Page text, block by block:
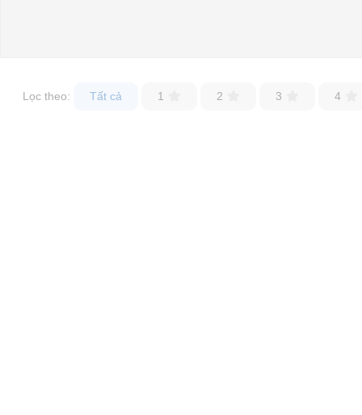
Lọc theo: Tất cả 1 2 3 4